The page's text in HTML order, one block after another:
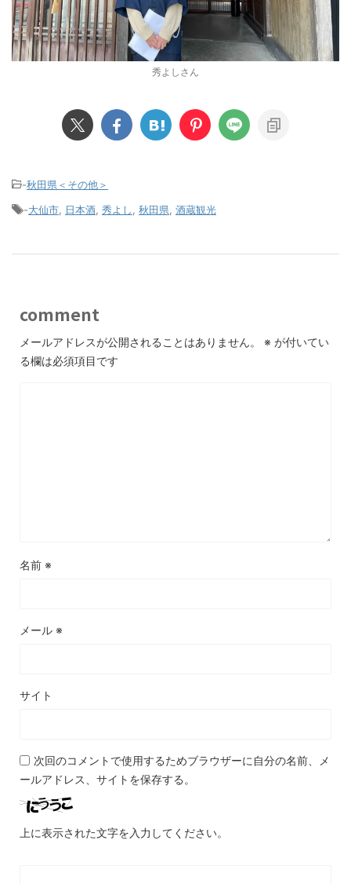
秀よしさん
-秋田県＜その他＞
-大仙市 日本酒 秀よし 秋田県 酒蔵観光
comment
メールアドレスが公開されることはありません。 ※ が付いてい
る欄は必須項目です
名前 ※
メール ※
サイト
次回のコメントで使用するためブラウザーに自分の名前、メ
ールアドレス、サイトを保存する。
上に表示された文字を入力してください。